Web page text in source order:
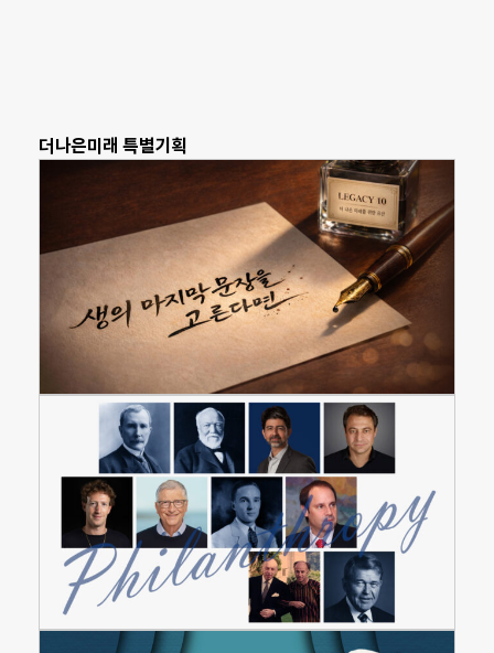
더나은미래 특별기획